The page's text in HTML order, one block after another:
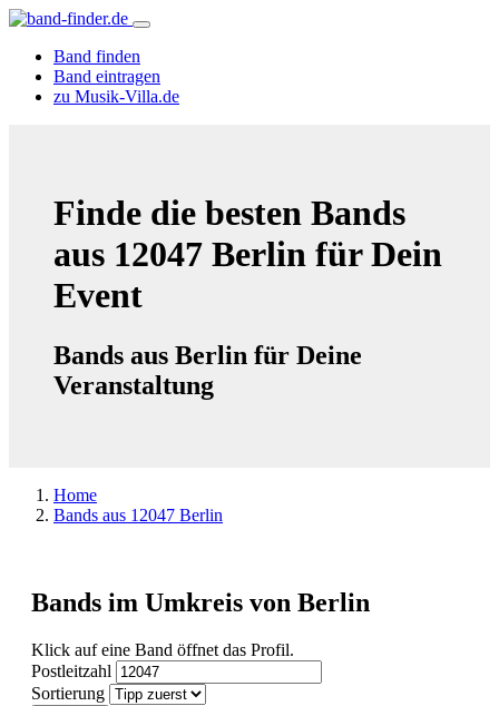
Band finden
Band eintragen
zu Musik-Villa.de
Finde die besten Bands
aus 12047 Berlin für Dein
Event
Bands aus Berlin für Deine
Veranstaltung
Home
Bands aus 12047 Berlin
Bands im Umkreis von Berlin
Klick auf eine Band öffnet das Profil.
Postleitzahl
Sortierung